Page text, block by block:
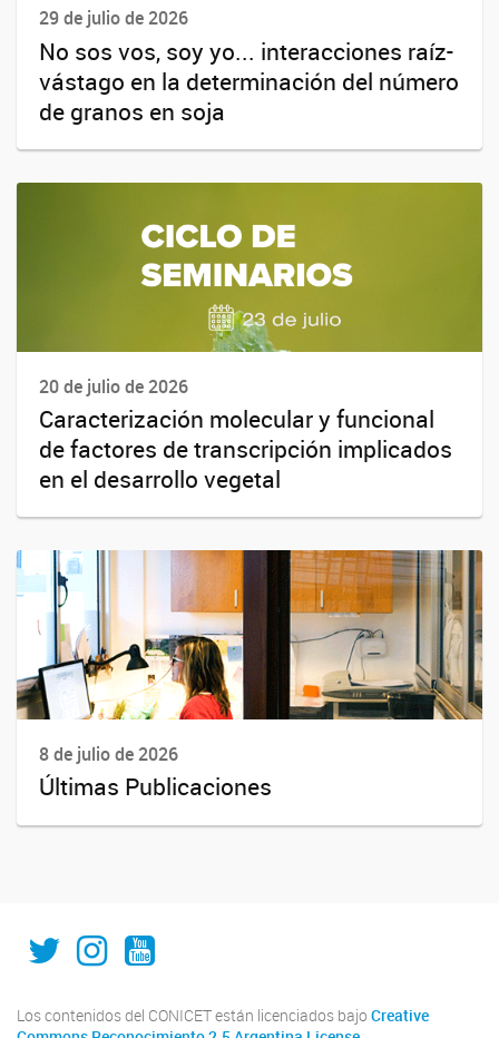
29 de julio de 2026
No sos vos, soy yo... interacciones raíz-
vástago en la determinación del número
de granos en soja
20 de julio de 2026
Caracterización molecular y funcional
de factores de transcripción implicados
en el desarrollo vegetal
8 de julio de 2026
Últimas Publicaciones
IAL_CONICET
ial.conicet.unl
ialcomunica
Los contenidos del CONICET están licenciados bajo Creative